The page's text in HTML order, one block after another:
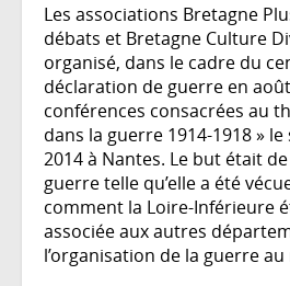
Les associations Bretagne
débats et Bretagne Culture
organisé, dans le cadre du
déclaration de guerre en
conférences consacrées au
dans la guerre 1914-1918 »
2014 à Nantes. Le but était
guerre telle qu’elle a été
comment la Loire-Inférieure
associée aux autres
l’organisation de la guerre au